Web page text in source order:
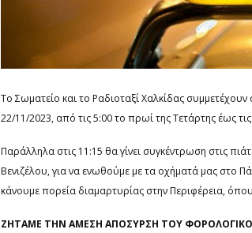
Το Σωματείο και το Ραδιοταξί Χαλκίδας
22/11/2023, από τις 5:00 το πρωί της Τετάρτης έως
Παράλληλα στις 11:15 θα γίνει συγκέντρωση στις
Βενιζέλου, για να ενωθούμε με τα οχήματά μας στο
κάνουμε πορεία διαμαρτυρίας στην Περιφέρεια,
ZHTAME ΤΗΝ ΑΜΕΣΗ ΑΠΟΣΥΡΣΗ ΤΟΥ